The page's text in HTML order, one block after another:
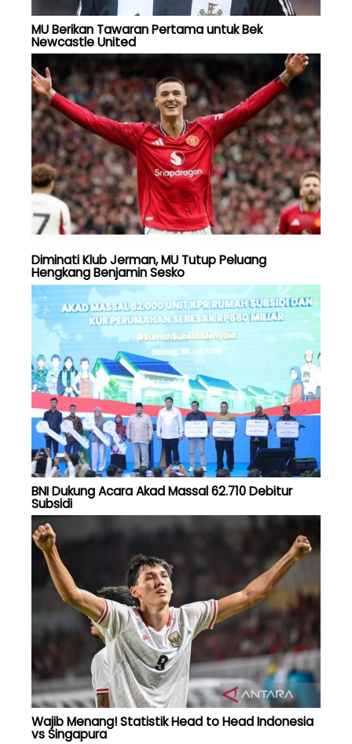
MU Berikan Tawaran Pertama untuk Bek
Newcastle United
Diminati Klub Jerman, MU Tutup Peluang
Hengkang Benjamin Sesko
BNI Dukung Acara Akad Massal 62.710 Debitur
Subsidi
Wajib Menang! Statistik Head to Head Indonesia
vs Singapura